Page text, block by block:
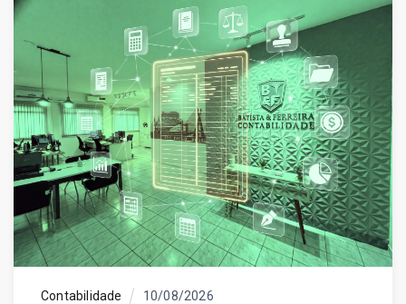
Contabilidade 10/08/2026